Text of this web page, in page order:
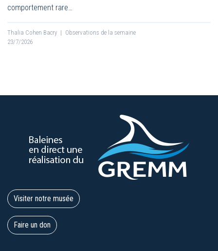
comportement rare…
Thalia Cohen Bacry | Observations de la semaine
23/7/2026
Visiter notre musée
Faire un don